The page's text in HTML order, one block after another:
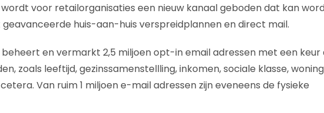
voor retailorganisaties een nieuw kanaal geboden dat kan
huis-aan-huis verspreidplannen en direct mail.
en vermarkt 2,5 miljoen opt-in email adressen met een keur
zoals leeftijd, gezinssamenstellling, inkomen, sociale klasse,
Van ruim 1 miljoen e-mail adressen zijn eveneens de fysieke